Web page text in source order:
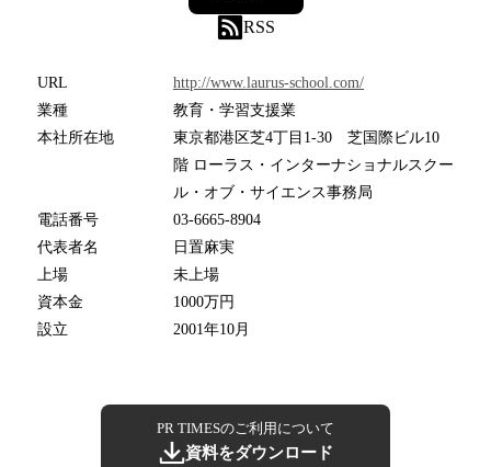
RSS
URL
http://www.laurus-school.com/
業種
教育・学習支援業
本社所在地
東京都港区芝4丁目1-30 芝国際ビル10
階 ローラス・インターナショナルスクー
ル・オブ・サイエンス事務局
電話番号
03-6665-8904
代表者名
日置麻実
上場
未上場
資本金
1000万円
設立
2001年10月
PR TIMESのご利用について
資料をダウンロード